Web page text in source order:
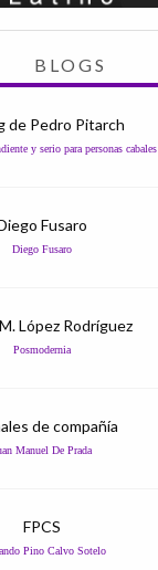
BLOGS
de Pedro Pitarch
y serio para personas cabales
Fusaro
Diego Fusaro
López Rodríguez
Posmodernia
de compañía
Manuel De Prada
FPCS
Pino Calvo Sotelo